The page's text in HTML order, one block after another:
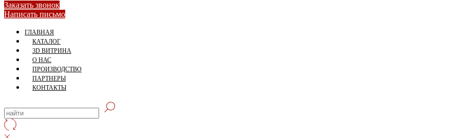
Заказать звонок
Написать письмо
ГЛАВНАЯ
КАТАЛОГ
3D ВИТРИНА
О НАС
ПРОИЗВОДСТВО
ПАРТНЕРЫ
КОНТАКТЫ